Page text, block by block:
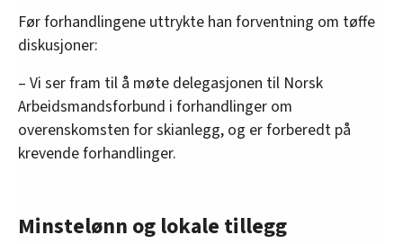
Før forhandlingene uttrykte han forventning om tøffe
diskusjoner:
– Vi ser fram til å møte delegasjonen til Norsk
Arbeidsmandsforbund i forhandlinger om
overenskomsten for skianlegg, og er forberedt på
krevende forhandlinger.
Minstelønn og lokale tillegg